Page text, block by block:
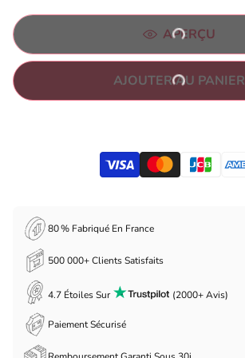
APERÇU
AJOUTER AU PANIER
80 % Fabriqué En France
500 000+ Clients Satisfaits
4.7 Étoiles Sur (2000+ Avis)
Paiement Sécurisé